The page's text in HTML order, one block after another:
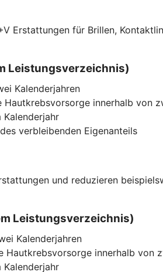
für Brillen,
Leistungsverzeichnis)
Kalenderjahren
innerhalb von
verbleibenden Eigenanteils
und reduzieren
Leistungsverzeichnis)
Kalenderjahren
innerhalb von